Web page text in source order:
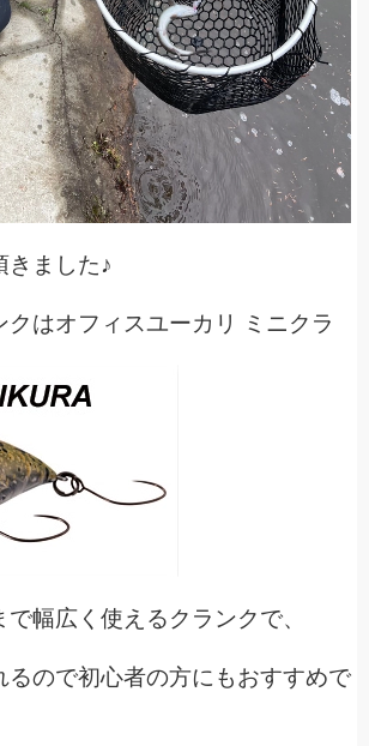
きました♪
クはオフィスユーカリ ミニクラ
幅広く使えるクランクで、
るので初心者の方にもおすすめで